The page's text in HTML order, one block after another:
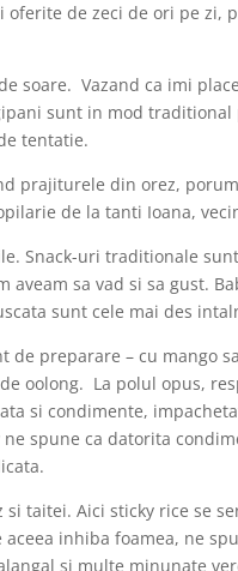
de zeci de ori pe zi,
soare. Vazand ca imi
sunt in mod
tentatie.
prajiturele din orez,
de la tanti Ioana,
Snack-uri traditionale
sa vad si sa gust.
sunt cele mai des
de preparare – cu mango
oolong. La polul opus,
si condimente,
spune ca datorita
taitei. Aici sticky rice se
inhiba foamea, ne
si multe minunate